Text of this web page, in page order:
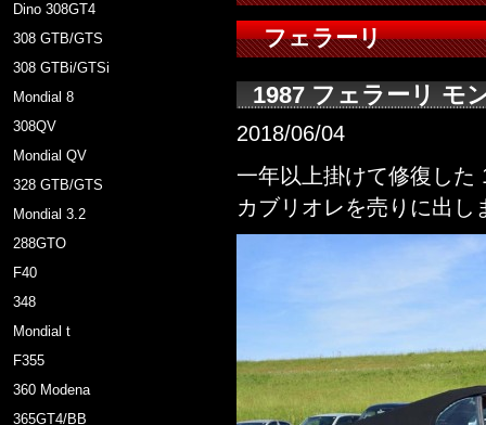
Dino 308GT4
308 GTB/GTS
308 GTBi/GTSi
Mondial 8
308QV
Mondial QV
328 GTB/GTS
Mondial 3.2
288GTO
F40
348
Mondial t
F355
360 Modena
365GT4/BB
フェラーリ
1987 フェラーリ モ
2018/06/04
一年以上掛けて修復し
カブリオレを売りに出し